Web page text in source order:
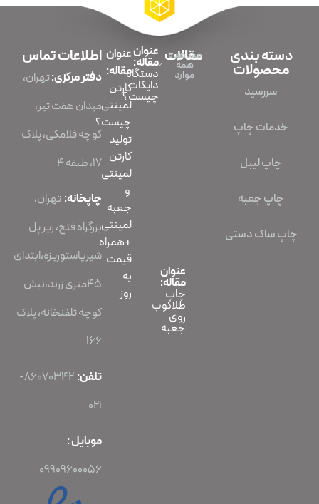
دسته بندی
محصولات
سررسید
خدمات چاپ
چاپ لیبل
چاپ جعبه
چاپ ساک دستی
مقالات
مشاهده
همه
موارد
عنوان
مقاله:
چاپ
طلاکوب
روی
جعبه
عنوان
مقاله:
دستگاه
دایکات
چیست؟
عنوان
مقاله:
کارتن
لمینتی
چیست؟
تولید
کارتن
لمینتی
و
جعبه
لمینتی
+همراه
قیمت
به
روز
اطلاعات تماس
دفتر مرکزی:تهران،
میدان هفت تیر،
کوچه فلامکی، پلاک
۱۷، طبقه ۴
چاپخانه: تهران،
بزرگراه فتح، زیر پل
شیرپاستوریزه،ابتدای
45متری زرند،نبش
کوچه تلفنخانه، پلاک
166
تلفن:
86070342-
021
موبایل :
09909600056